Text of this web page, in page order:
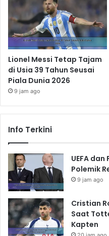
Lionel Messi Tetap Tajam
di Usia 39 Tahun Seusai
Piala Dunia 2026
9 jam ago
Info Terkini
UEFA
Polemik
9 jam ago
Cristian
Saat
Kapten